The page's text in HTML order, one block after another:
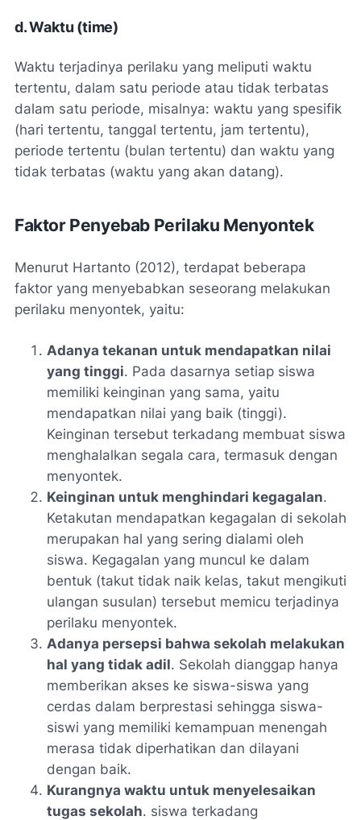
d. Waktu (time)
Waktu terjadinya perilaku yang meliputi waktu
tertentu, dalam satu periode atau tidak terbatas
dalam satu periode, misalnya: waktu yang spesifik
(hari tertentu, tanggal tertentu, jam tertentu),
periode tertentu (bulan tertentu) dan waktu yang
tidak terbatas (waktu yang akan datang).
Faktor Penyebab Perilaku Menyontek
Menurut Hartanto (2012), terdapat beberapa
faktor yang menyebabkan seseorang melakukan
perilaku menyontek, yaitu:
Adanya tekanan untuk mendapatkan nilai
yang tinggi. Pada dasarnya setiap siswa
memiliki keinginan yang sama, yaitu
mendapatkan nilai yang baik (tinggi).
Keinginan tersebut terkadang membuat siswa
menghalalkan segala cara, termasuk dengan
menyontek.
Keinginan untuk menghindari kegagalan.
Ketakutan mendapatkan kegagalan di sekolah
merupakan hal yang sering dialami oleh
siswa. Kegagalan yang muncul ke dalam
bentuk (takut tidak naik kelas, takut mengikuti
ulangan susulan) tersebut memicu terjadinya
perilaku menyontek.
Adanya persepsi bahwa sekolah melakukan
hal yang tidak adil. Sekolah dianggap hanya
memberikan akses ke siswa-siswa yang
cerdas dalam berprestasi sehingga siswa-
siswi yang memiliki kemampuan menengah
merasa tidak diperhatikan dan dilayani
dengan baik.
Kurangnya waktu untuk menyelesaikan
tugas sekolah. siswa terkadang